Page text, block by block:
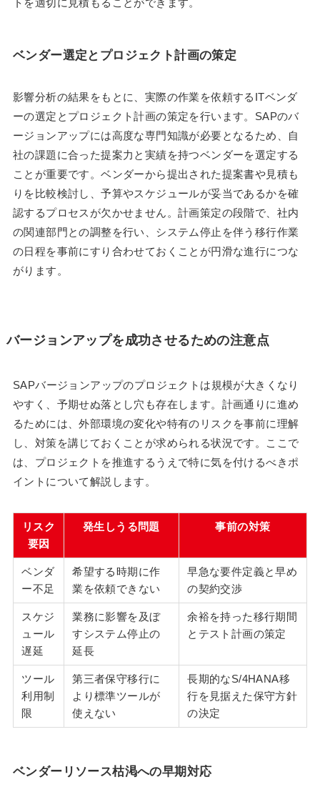
ベンダー選定とプロジェクト計画の策定
影響分析の結果をもとに、実際の作業を依頼するITベンダ
ーの選定とプロジェクト計画の策定を行います。SAPのバ
ージョンアップには高度な専門知識が必要となるため、自
社の課題に合った提案力と実績を持つベンダーを選定する
ことが重要です。ベンダーから提出された提案書や見積も
りを比較検討し、予算やスケジュールが妥当であるかを確
認するプロセスが欠かせません。計画策定の段階で、社内
の関連部門との調整を行い、システム停止を伴う移行作業
の日程を事前にすり合わせておくことが円滑な進行につな
がります。
バージョンアップを成功させるための注意点
SAPバージョンアップのプロジェクトは規模が大きくなり
やすく、予期せぬ落とし穴も存在します。計画通りに進め
るためには、外部環境の変化や特有のリスクを事前に理解
し、対策を講じておくことが求められる状況です。ここで
は、プロジェクトを推進するうえで特に気を付けるべきポ
イントについて解説します。
リスク
要因
発生しうる問題 事前の対策
ベンダ
ー不足
希望する時期に作
業を依頼できない
早急な要件定義と早め
の契約交渉
スケジ
ュール
遅延
業務に影響を及ぼ
すシステム停止の
延長
余裕を持った移行期間
とテスト計画の策定
ツール
利用制
限
第三者保守移行に
より標準ツールが
使えない
長期的なS/4HANA移
行を見据えた保守方針
の決定
ベンダーリソース枯渇への早期対応